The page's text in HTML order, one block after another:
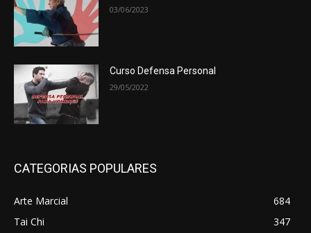
03/06/2023
Curso Defensa Personal
29/05/2022
CATEGORIAS POPULARES
Arte Marcial
684
Tai Chi
347